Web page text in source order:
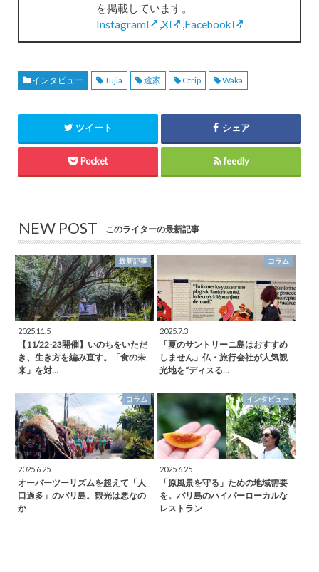
を掲載しています。
Instagram
,X ,Facebook
インタビュー Tujia 途家 Ctrip Waka
ツイート シェア
Pocket feedly
NEW POST このライターの最新記事
最新記事
2025.11.5
【11/22-23開催】いのちをいただ
き、生き方を編み直す。「食の未
来」を対…
コラム
2025.7.3
「夏のサントリーニ島はおすすめ
しません」仏・旅行会社が人気観
光地を“ディスる…
コラム
2025.6.25
オーバーツーリズムを超えて「人
口過多」のバリ島。観光は悪なの
か
インタビュー
2025.6.25
「原風景を守る」ための地域需要
を。バリ島のハイパーローカルな
レストラン